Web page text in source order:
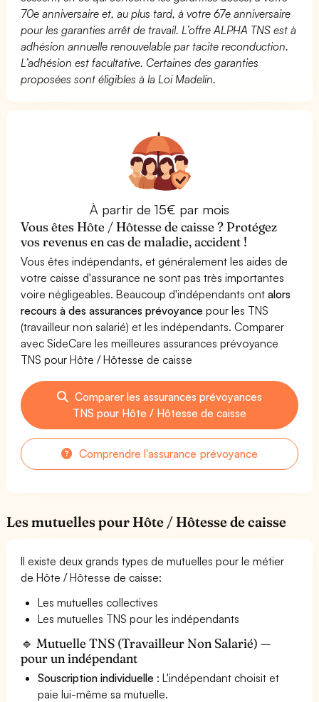
70e anniversaire et, au plus tard, à votre 67e anniversaire
pour les garanties arrêt de travail. L’offre ALPHA TNS est à
adhésion annuelle renouvelable par tacite reconduction.
L’adhésion est facultative. Certaines des garanties
proposées sont éligibles à la Loi Madelin.
À partir de 15€ par mois
Vous êtes Hôte / Hôtesse de caisse ? Protégez
vos revenus en cas de maladie, accident !
Vous êtes indépendants, et généralement les aides de
votre caisse d'assurance ne sont pas très importantes
voire négligeables. Beaucoup d'indépendants ontalors
recours à des assurances prévoyance pour les TNS
(travailleur non salarié) et les indépendants. Comparer
avec SideCare les meilleures assurances prévoyance
TNS pour Hôte / Hôtesse de caisse
Comparer les assurances prévoyances
TNS pour Hôte / Hôtesse de caisse
Comprendre l'assurance prévoyance
Les mutuelles pour Hôte / Hôtesse de caisse
Il existe deux grands types de mutuelles pour le métier
de Hôte / Hôtesse de caisse:
Les mutuelles collectives
Les mutuelles TNS pour les indépendants
🔹 Mutuelle TNS (Travailleur Non Salarié) —
pour un indépendant
Souscription individuelle : L'indépendant choisit et
paie lui-même sa mutuelle.